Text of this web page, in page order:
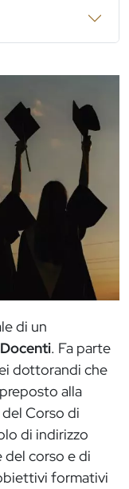
di un
. Fa parte
dottorandi che
alla
del Corso di
di indirizzo
del corso e di
formativi